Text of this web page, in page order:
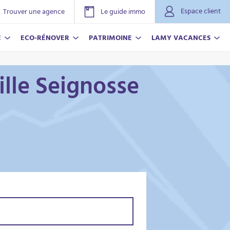
Trouver une agence Le guide immo
Espace client
ECO-RÉNOVER PATRIMOINE LAMY VACANCES
Seignosse